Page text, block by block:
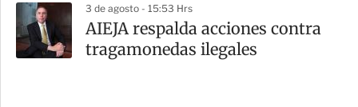
3 de agosto - 15:53 Hrs
AIEJA respalda acciones contra
tragamonedas ilegales